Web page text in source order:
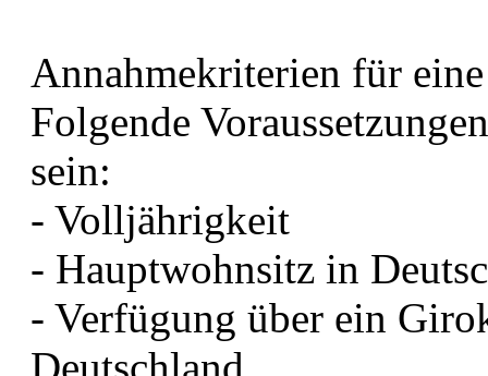
Annahmekriterien für
Folgende
sein:
- Volljährigkeit
- Hauptwohnsitz in
- Verfügung über ein